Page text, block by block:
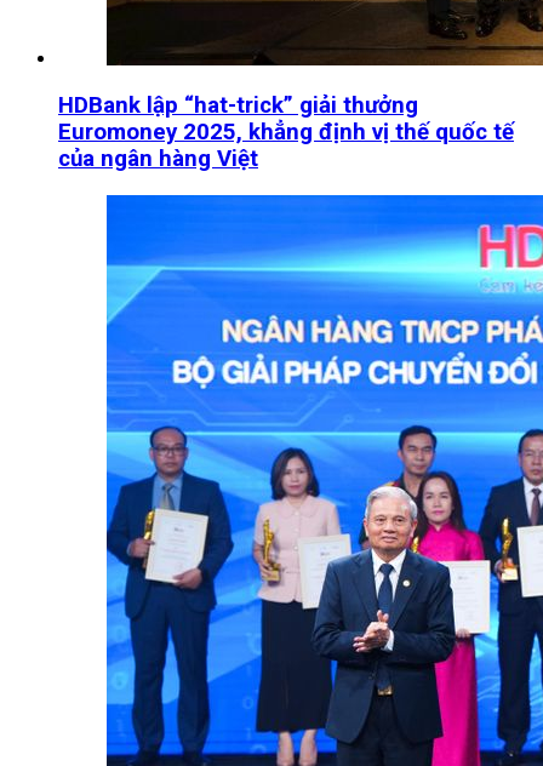
HDBank lập “hat-trick” giải thưởng
Euromoney 2025, khẳng định vị thế quốc tế
của ngân hàng Việt